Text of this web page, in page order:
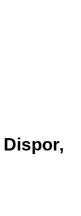
Dispor,